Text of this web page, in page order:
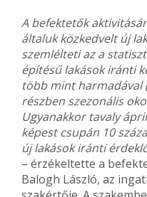
A befektetők
általuk közkedvelt új
szemlélteti az a
építésű lakások iránti
több mint harmadával
részben szezonális
Ugyanakkor tavaly
képest csupán 10
új lakások iránti
– érzékeltette a
Balogh László, az